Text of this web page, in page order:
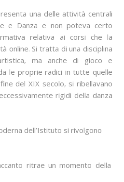
una delle attività centrali
e Danza e non poteva certo
relativa ai corsi che la
online. Si tratta di una disciplina
ma anche di gioco e
le proprie radici in tutte quelle
del XIX secolo, si ribellavano
rigidi della danza
dell’Istituto si rivolgono
ritrae un momento della